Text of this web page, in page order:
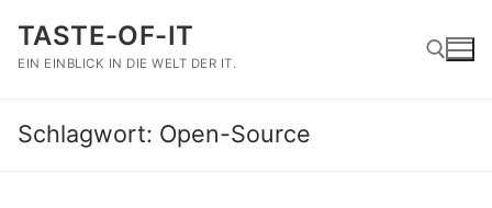
Inhalt
springen
TASTE-OF-IT
EIN EINBLICK IN DIE WELT DER IT.
Suchen nach:
Schlagwort: Open-Source